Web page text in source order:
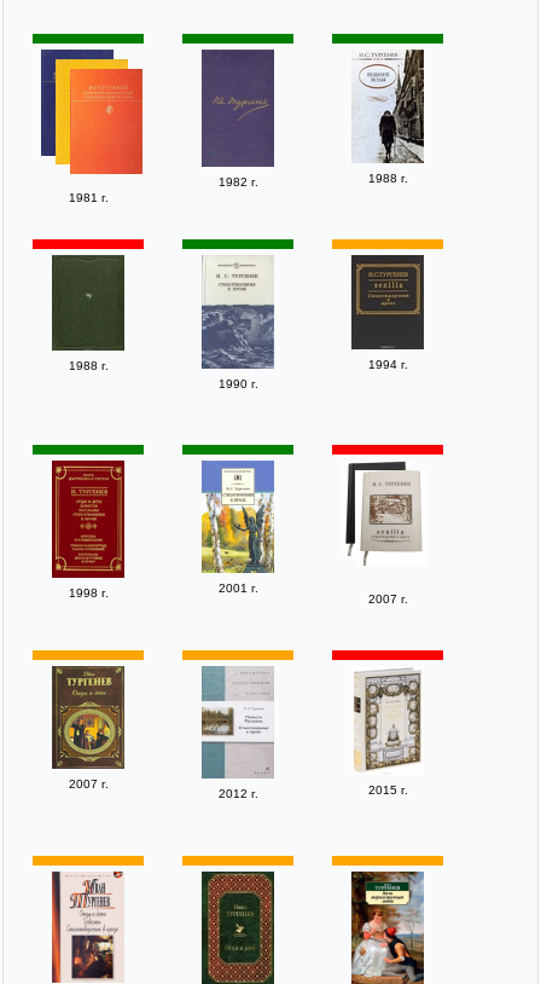
1981 г.
1982 г. 1988 г.
1988 г.
1990 г.
1994 г.
1998 г.
2001 г.
2007 г.
2007 г.
2012 г. 2015 г.